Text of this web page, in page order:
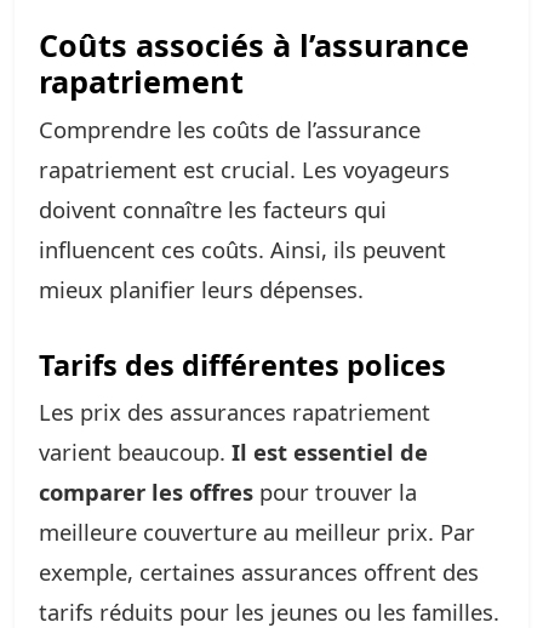
Coûts associés à l’assurance
rapatriement
Comprendre les coûts de l’assurance
rapatriement est crucial. Les voyageurs
doivent connaître les facteurs qui
influencent ces coûts. Ainsi, ils peuvent
mieux planifier leurs dépenses.
Tarifs des différentes polices
Les prix des assurances rapatriement
varient beaucoup. Il est essentiel de
comparer les offres pour trouver la
meilleure couverture au meilleur prix. Par
exemple, certaines assurances offrent des
tarifs réduits pour les jeunes ou les familles.